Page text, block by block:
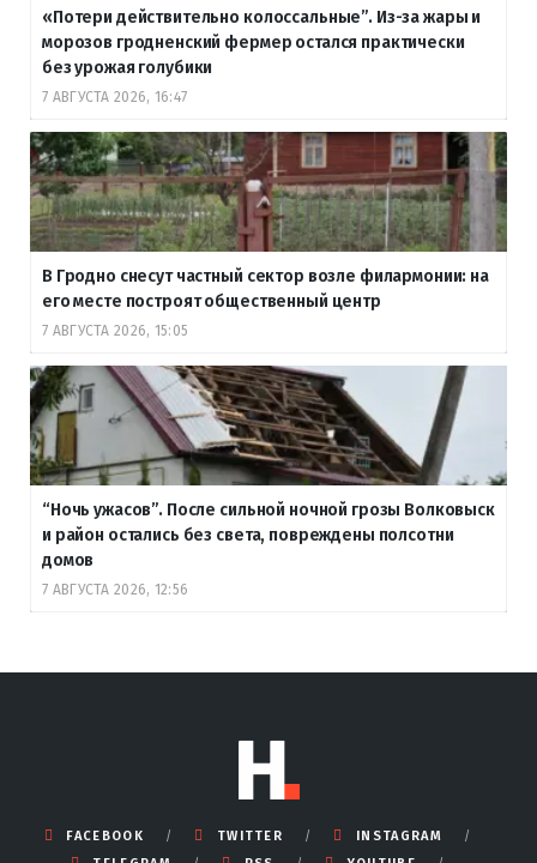
«Потери действительно колоссальные”. Из-за жары и
морозов гродненский фермер остался практически
без урожая голубики
7 АВГУСТА 2026, 16:47
В Гродно снесут частный сектор возле филармонии: на
его месте построят общественный центр
7 АВГУСТА 2026, 15:05
“Ночь ужасов”. После сильной ночной грозы Волковыск
и район остались без света, повреждены полсотни
домов
7 АВГУСТА 2026, 12:56
FACEBOOK TWITTER
INSTAGRAM